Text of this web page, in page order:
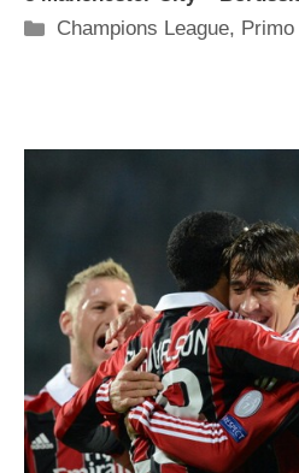
Categorie
Champions League,